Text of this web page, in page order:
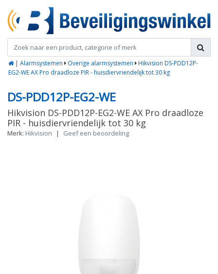
| Alarmsystemen Overige alarmsystemen
Hikvision DS-PDD12P-
EG2-WE AX Pro draadloze PIR - huisdiervriendelijk tot 30 kg
DS-PDD12P-EG2-WE
Hikvision DS-PDD12P-EG2-WE AX Pro draadloze
PIR - huisdiervriendelijk tot 30 kg
Merk: Hikvision | Geef een beoordeling